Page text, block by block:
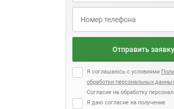
Отправить заявку
Я соглашаюсь с условиями
обработки персональных
Согласие на обработку
Я даю согласие на получение